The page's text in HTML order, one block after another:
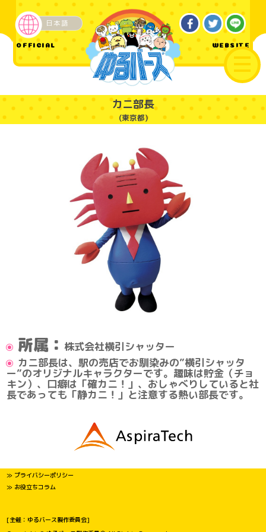
OFFICIAL WEBSITE
日本語
企業・その他
カニ部長
(東京都)
所属： 株式会社横引シャッター
カニ部長は、駅の売店でお馴染みの”横引シャッタ
ー”のオリジナルキャラクターです。趣味は貯金（チョ
キン）、口癖は「確カニ！」、おしゃべりしていると社
長であっても「静カニ！」と注意する熱い部長です。
≫ プライバシーポリシー
≫ お役立ちコラム
[主催：ゆるバース製作委員会]